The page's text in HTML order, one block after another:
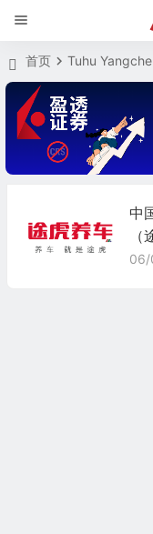
首页 Tuhu Yangche
中
06/